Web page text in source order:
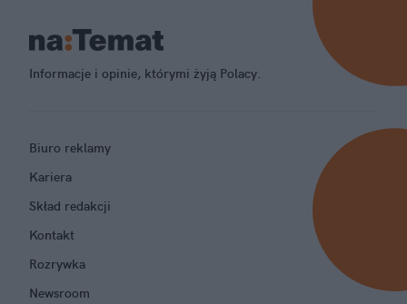
Informacje i opinie, którymi żyją Polacy.
Biuro reklamy
Kariera
Skład redakcji
Kontakt
Rozrywka
Newsroom